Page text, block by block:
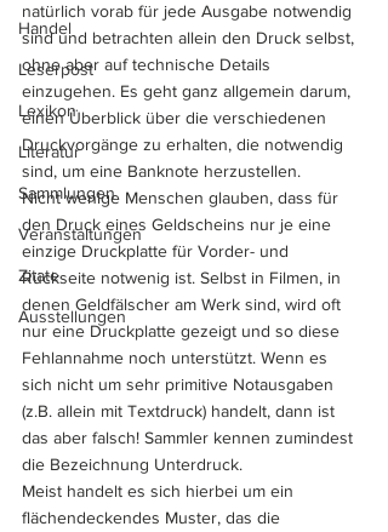
Handel
Leserpost
Lexikon
Literatur
Sammlungen
Veranstaltungen
Zitate
Ausstellungen
natürlich vorab für jede Ausgabe notwendig
sind und betrachten allein den Druck selbst,
ohne aber auf technische Details
einzugehen. Es geht ganz allgemein darum,
einen Überblick über die verschiedenen
Druckvorgänge zu erhalten, die notwendig
sind, um eine Banknote herzustellen.
Nicht wenige Menschen glauben, dass für
den Druck eines Geldscheins nur je eine
einzige Druckplatte für Vorder- und
Rückseite notwenig ist. Selbst in Filmen, in
denen Geldfälscher am Werk sind, wird oft
nur eine Druckplatte gezeigt und so diese
Fehlannahme noch unterstützt. Wenn es
sich nicht um sehr primitive Notausgaben
(z.B. allein mit Textdruck) handelt, dann ist
das aber falsch! Sammler kennen zumindest
die Bezeichnung Unterdruck.
Meist handelt es sich hierbei um ein
flächendeckendes Muster, das die